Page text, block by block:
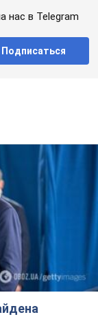
нас в Telegram
Подписаться